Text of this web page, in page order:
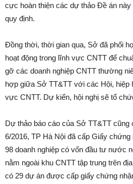
cực hoàn thiện các dự thảo Đề án này
quy định.
Đồng thời, thời gian qua, Sở đã phối
hoạt động trong lĩnh vực CNTT để
gỡ các doanh nghiệp CNTT thường
hợp giữa Sở TT&TT với các Hội, hiệp
vực CNTT. Dự kiến, hội nghị sẽ tổ
Dự thảo báo cáo của Sở TT&TT cũng
6/2016, TP Hà Nội đã cấp Giấy
98 doanh nghiệp có vốn đầu tư nước
nằm ngoài khu CNTT tập trung trên
có 29 dự án được cấp giấy chứng